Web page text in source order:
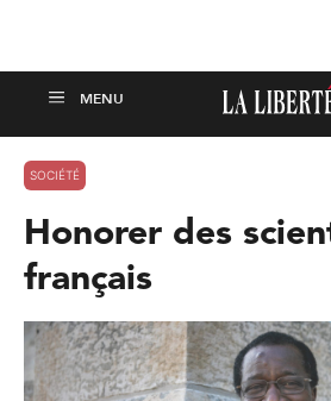
SOCIÉTÉ
Honorer des
français